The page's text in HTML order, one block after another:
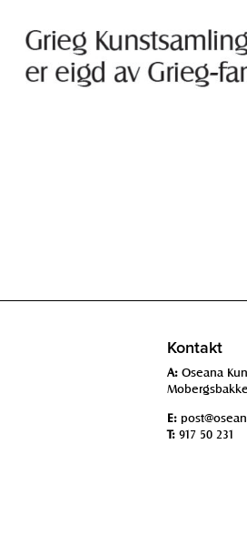
Kontakt
A:Oseana
E:
T:917 50 231